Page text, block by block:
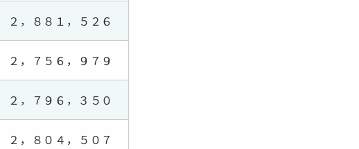
２，８８１，５２６
２，７５６，９７９
２，７９６，３５０
２，８０４，５０７